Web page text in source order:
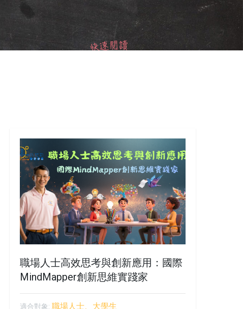
職場人士高效思考與創新應用：國際
MindMapper創新思維實踐家
適合對象: 職場人士、大學生